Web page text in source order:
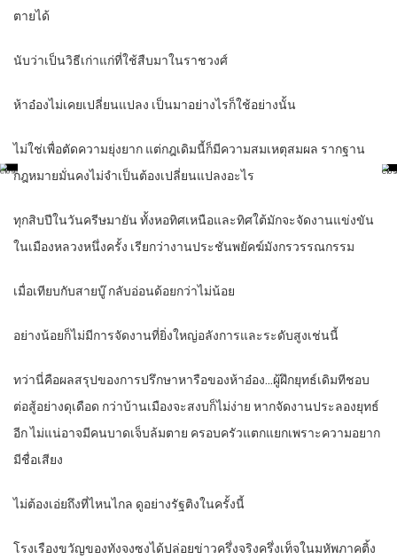
ตายได้
นับว่าเป็นวิธีเก่าแก่ที่ใช้สืบมาในราชวงศ์
ห้าอ๋องไม่เคยเปลี่ยนแปลง เป็นมาอย่างไรก็ใช้อย่างนั้น
ไม่ใช่เพื่อตัดความยุ่งยาก แต่กฎเดิมนี้ก็มีความสมเหตุสมผล รากฐาน
กฎหมายมั่นคงไม่จำเป็นต้องเปลี่ยนแปลงอะไร
ทุกสิบปีในวันครีษมายัน ทั้งหอทิศเหนือและทิศใต้มักจะจัดงานแข่งขัน
ในเมืองหลวงหนึ่งครั้ง เรียกว่างานประชันพยัคฆ์มังกรวรรณกรรม
เมื่อเทียบกับสายบู๊ กลับอ่อนด้อยกว่าไม่น้อย
อย่างน้อยก็ไม่มีการจัดงานที่ยิ่งใหญ่อลังการและระดับสูงเช่นนี้
ทว่านี่คือผลสรุปของการปรึกษาหารือของห้าอ๋อง…ผู้ฝึกยุทธ์เดิมทีชอบ
ต่อสู้อย่างดุเดือด กว่าบ้านเมืองจะสงบก็ไม่ง่าย หากจัดงานประลองยุทธ์
อีก ไม่แน่อาจมีคนบาดเจ็บล้มตาย ครอบครัวแตกแยกเพราะความอยาก
มีชื่อเสียง
ไม่ต้องเอ่ยถึงที่ไหนไกล ดูอย่างรัฐติงในครั้งนี้
โรงเรืองขวัญของทังจงซงได้ปล่อยข่าวครึ่งจริงครึ่งเท็จในมหัพภาคติ้ง